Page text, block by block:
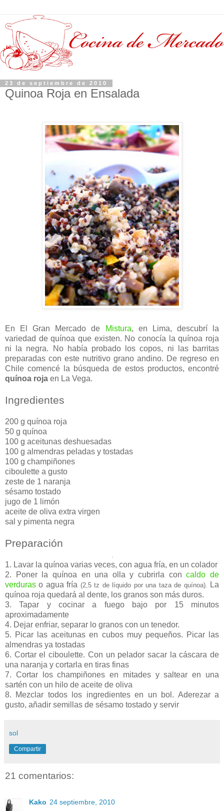
23 de septiembre de 2010
Quinoa Roja en Ensalada
En El Gran Mercado de Mistura, en Lima, descubrí la
variedad de quínoa que existen. No conocía la quínoa roja
ni la negra. No había probado los copos, ni las barritas
preparadas con este nutritivo grano andino. De regreso en
Chile comencé la búsqueda de estos productos, encontré
quínoa roja en La Vega.
Ingredientes
200 g quínoa roja
50 g quínoa
100 g aceitunas deshuesadas
100 g almendras peladas y tostadas
100 g champiñones
ciboulette a gusto
zeste de 1 naranja
sésamo tostado
jugo de 1 limón
aceite de oliva extra virgen
sal y pimenta negra
Preparación
.
1. Lavar la quínoa varias veces, con agua fría, en un colador
2. Poner la quínoa en una olla y cubrirla concaldo de
verduras o agua fría (2,5 tz de líquido por una taza de quínoa). La
quínoa roja quedará al dente, los granos son más duros.
3. Tapar y cocinar a fuego bajo por 15 minutos
aproximadamente
4. Dejar enfriar, separar lo granos con un tenedor.
5. Picar las aceitunas en cubos muy pequeños. Picar las
almendras ya tostadas
6. Cortar el ciboulette. Con un pelador sacar la cáscara de
una naranja y cortarla en tiras finas
7. Cortar los champiñones en mitades y saltear en una
sartén con un hilo de aceite de oliva
8. Mezclar todos los ingredientes en un bol. Aderezar a
gusto, añadir semillas de sésamo tostado y servir
sol
Compartir
21 comentarios:
Kako 24 septiembre, 2010